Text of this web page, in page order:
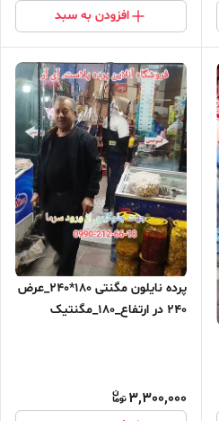
افزودن به سبد
پرده نایلون مگنتی 180*240_عرض
240 در ارتفاع_180_مگنتیک
3,300,000